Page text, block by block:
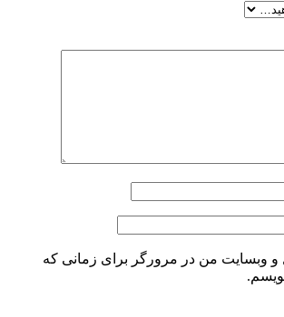
من در مرورگر برای زمانی که